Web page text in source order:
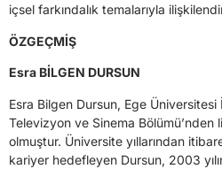
içsel farkındalık temalarıyla
ÖZGEÇMİŞ
Esra BİLGEN DURSUN
Esra Bilgen Dursun, Ege
Televizyon ve Sinema Bölümü’nden
olmuştur. Üniversite yıllarından
kariyer hedefleyen Dursun, 2003